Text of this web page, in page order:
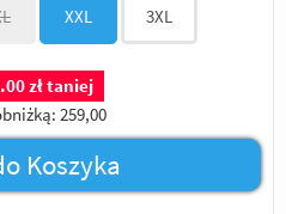
XXL 3XL
zł taniej
259,00
Koszyka